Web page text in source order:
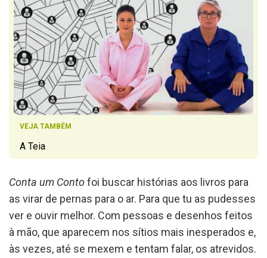
VEJA TAMBÉM
A Teia
Conta um Contofoi buscar histórias aos livros para
as virar de pernas para o ar. Para que tu as pudesses
ver e ouvir melhor. Com pessoas e desenhos feitos
à mão, que aparecem nos sítios mais inesperados e,
às vezes, até se mexem e tentam falar, os atrevidos.